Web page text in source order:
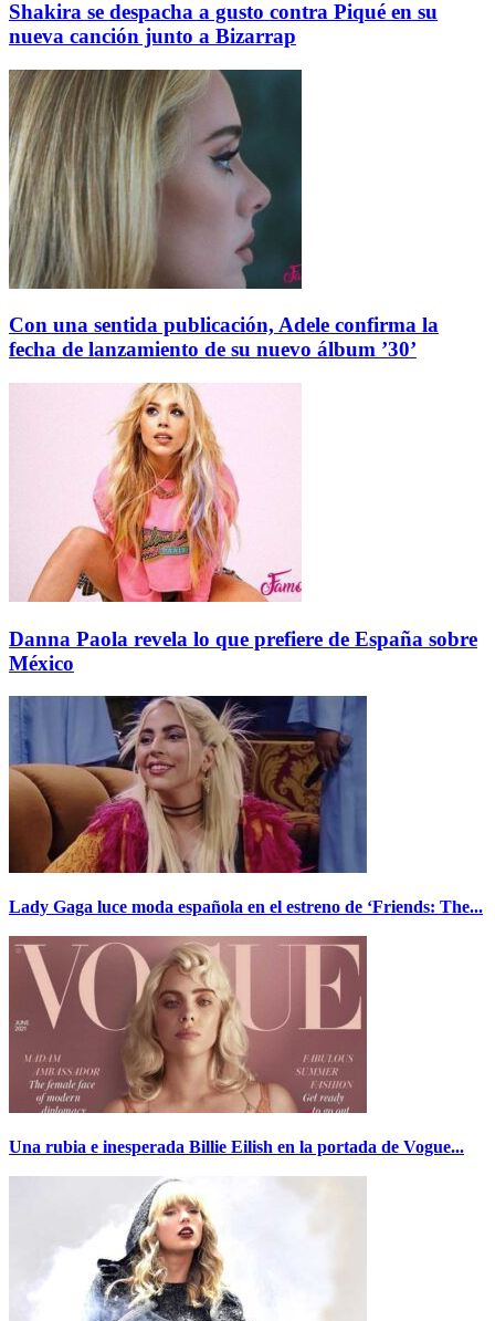
Shakira se despacha a gusto contra Piqué en su
nueva canción junto a Bizarrap
Con una sentida publicación, Adele confirma la
fecha de lanzamiento de su nuevo álbum ’30’
Danna Paola revela lo que prefiere de España sobre
México
Lady Gaga luce moda española en el estreno de ‘Friends: The...
Una rubia e inesperada Billie Eilish en la portada de Vogue...